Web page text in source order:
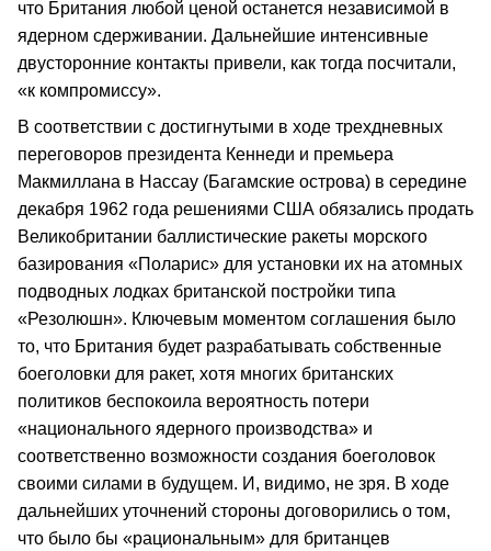
что Британия любой ценой останется независимой в
ядерном сдерживании. Дальнейшие интенсивные
двусторонние контакты привели, как тогда посчитали,
«к компромиссу».
В соответствии с достигнутыми в ходе трехдневных
переговоров президента Кеннеди и премьера
Макмиллана в Нассау (Багамские острова) в середине
декабря 1962 года решениями США обязались продать
Великобритании баллистические ракеты морского
базирования «Поларис» для установки их на атомных
подводных лодках британской постройки типа
«Резолюшн». Ключевым моментом соглашения было
то, что Британия будет разрабатывать собственные
боеголовки для ракет, хотя многих британских
политиков беспокоила вероятность потери
«национального ядерного производства» и
соответственно возможности создания боеголовок
своими силами в будущем. И, видимо, не зря. В ходе
дальнейших уточнений стороны договорились о том,
что было бы «рациональным» для британцев